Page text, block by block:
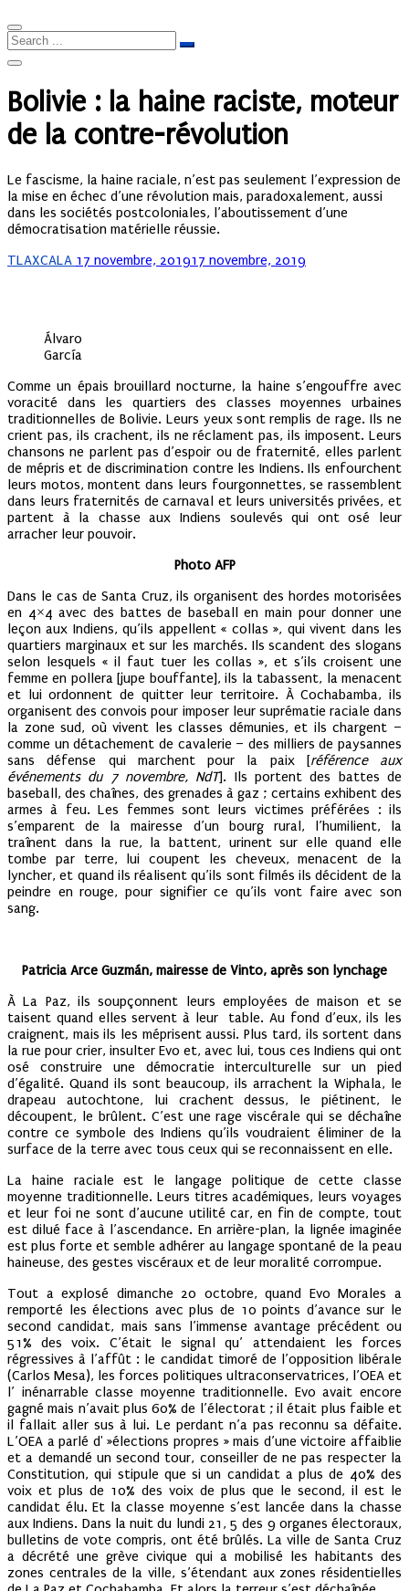
Bolivie : la haine raciste, moteur
de la contre-révolution
Le fascisme, la haine raciale, n’est pas seulement l’expression de
la mise en échec d’une révolution mais, paradoxalement, aussi
dans les sociétés postcoloniales, l’aboutissement d’une
démocratisation matérielle réussie.
TLAXCALA Posted
17 novembre, 201917 novembre, 2019
Álvaro
García
Comme un épais brouillard nocturne, la haine s’engouffre avec
voracité dans les quartiers des classes moyennes urbaines
traditionnelles de Bolivie. Leurs yeux sont remplis de rage. Ils ne
crient pas, ils crachent, ils ne réclament pas, ils imposent. Leurs
chansons ne parlent pas d’espoir ou de fraternité, elles parlent
de mépris et de discrimination contre les Indiens. Ils enfourchent
leurs motos, montent dans leurs fourgonnettes, se rassemblent
dans leurs fraternités de carnaval et leurs universités privées, et
partent à la chasse aux Indiens soulevés qui ont osé leur
arracher leur pouvoir.
Photo AFP
Dans le cas de Santa Cruz, ils organisent des hordes motorisées
en 4×4 avec des battes de baseball en main pour donner une
leçon aux Indiens, qu’ils appellent « collas », qui vivent dans les
quartiers marginaux et sur les marchés. Ils scandent des slogans
selon lesquels « il faut tuer les collas », et s’ils croisent une
femme en pollera [jupe bouffante], ils la tabassent, la menacent
et lui ordonnent de quitter leur territoire. À Cochabamba, ils
organisent des convois pour imposer leur suprématie raciale dans
la zone sud, où vivent les classes démunies, et ils chargent –
comme un détachement de cavalerie – des milliers de paysannes
sans défense qui marchent pour la paix [référence aux
événements du 7 novembre, NdT]. Ils portent des battes de
baseball, des chaînes, des grenades à gaz ; certains exhibent des
armes à feu. Les femmes sont leurs victimes préférées : ils
s’emparent de la mairesse d’un bourg rural, l’humilient, la
traînent dans la rue, la battent, urinent sur elle quand elle
tombe par terre, lui coupent les cheveux, menacent de la
lyncher, et quand ils réalisent qu’ils sont filmés ils décident de la
peindre en rouge, pour signifier ce qu’ils vont faire avec son
sang.
Patricia Arce Guzmán, mairesse de Vinto, après son lynchage
À La Paz, ils soupçonnent leurs employées de maison et se
taisent quand elles servent à leur table. Au fond d’eux, ils les
craignent, mais ils les méprisent aussi. Plus tard, ils sortent dans
la rue pour crier, insulter Evo et, avec lui, tous ces Indiens qui ont
osé construire une démocratie interculturelle sur un pied
d’égalité. Quand ils sont beaucoup, ils arrachent la Wiphala, le
drapeau autochtone, lui crachent dessus, le piétinent, le
découpent, le brûlent. C’est une rage viscérale qui se déchaîne
contre ce symbole des Indiens qu’ils voudraient éliminer de la
surface de la terre avec tous ceux qui se reconnaissent en elle.
La haine raciale est le langage politique de cette classe
moyenne traditionnelle. Leurs titres académiques, leurs voyages
et leur foi ne sont d’aucune utilité car, en fin de compte, tout
est dilué face à l’ascendance. En arrière-plan, la lignée imaginée
est plus forte et semble adhérer au langage spontané de la peau
haineuse, des gestes viscéraux et de leur moralité corrompue.
Tout a explosé dimanche 20 octobre, quand Evo Morales a
remporté les élections avec plus de 10 points d’avance sur le
second candidat, mais sans l’immense avantage précédent ou
51% des voix. C’était le signal qu’ attendaient les forces
régressives à l’affût : le candidat timoré de l’opposition libérale
(Carlos Mesa), les forces politiques ultraconservatrices, l’OEA et
l’ inénarrable classe moyenne traditionnelle. Evo avait encore
gagné mais n’avait plus 60% de l’électorat ; il était plus faible et
il fallait aller sus à lui. Le perdant n’a pas reconnu sa défaite.
L’OEA a parlé d' »élections propres » mais d’une victoire affaiblie
et a demandé un second tour, conseiller de ne pas respecter la
Constitution, qui stipule que si un candidat a plus de 40% des
voix et plus de 10% des voix de plus que le second, il est le
candidat élu. Et la classe moyenne s’est lancée dans la chasse
aux Indiens. Dans la nuit du lundi 21, 5 des 9 organes électoraux,
bulletins de vote compris, ont été brûlés. La ville de Santa Cruz
a décrété une grève civique qui a mobilisé les habitants des
zones centrales de la ville, s’étendant aux zones résidentielles